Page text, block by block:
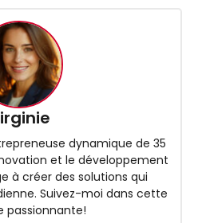
dynamique de 35
et le développement
à créer des solutions qui
Suivez-moi dans cette
passionnante!